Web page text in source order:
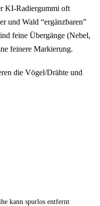
KI-Radiergummi oft
und Wald “ergänzbaren”
feine Übergänge (Nebel,
feinere Markierung.
die Vögel/Drähte und
kann spurlos entfernt